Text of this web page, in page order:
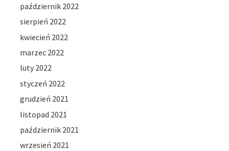
październik 2022
sierpień 2022
kwiecień 2022
marzec 2022
luty 2022
styczeń 2022
grudzień 2021
listopad 2021
październik 2021
wrzesień 2021